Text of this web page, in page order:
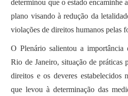
determinou que o estado encaminhe
plano visando à redução da
violações de direitos humanos pelas
O Plenário salientou a
Rio de Janeiro, situação de práticas
direitos e os deveres estabelecidos
que levou à determinação das